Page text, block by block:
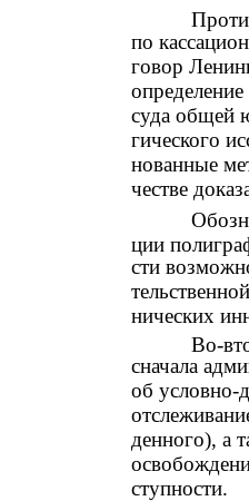
по
говор
суда общей
гического
нованные
честве
ции
сти
нических
Во-
сначала
об условно-
денного), а
ступности.